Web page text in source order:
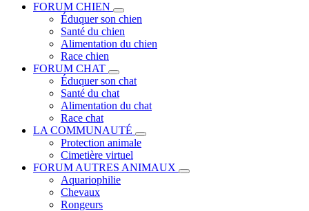
FORUM CHIEN
Éduquer son chien
Santé du chien
Alimentation du chien
Race chien
FORUM CHAT
Éduquer son chat
Santé du chat
Alimentation du chat
Race chat
LA COMMUNAUTÉ
Protection animale
Cimetière virtuel
FORUM AUTRES ANIMAUX
Aquariophilie
Chevaux
Rongeurs